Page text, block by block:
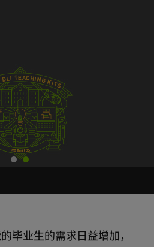
毕业生的需求日益增加，